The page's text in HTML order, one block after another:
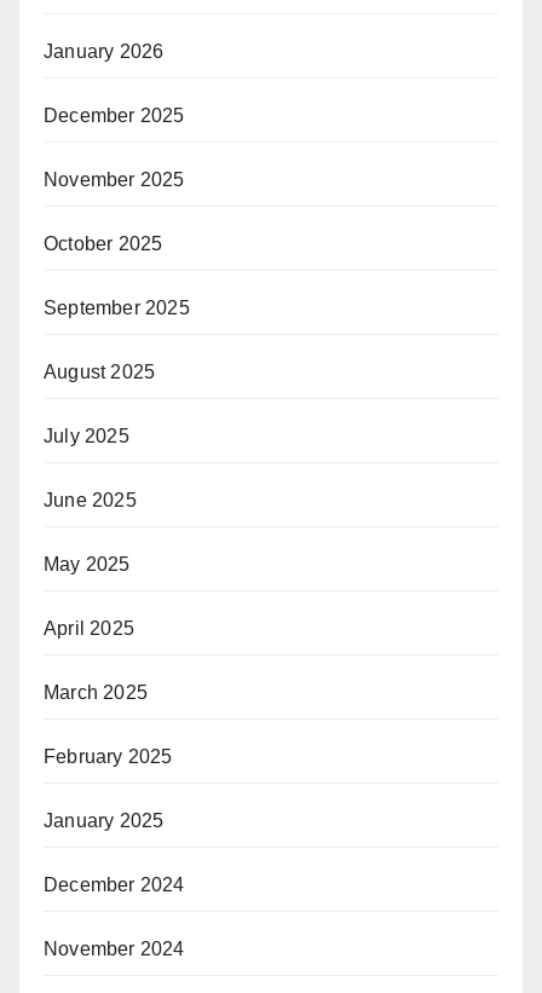
January 2026
December 2025
November 2025
October 2025
September 2025
August 2025
July 2025
June 2025
May 2025
April 2025
March 2025
February 2025
January 2025
December 2024
November 2024